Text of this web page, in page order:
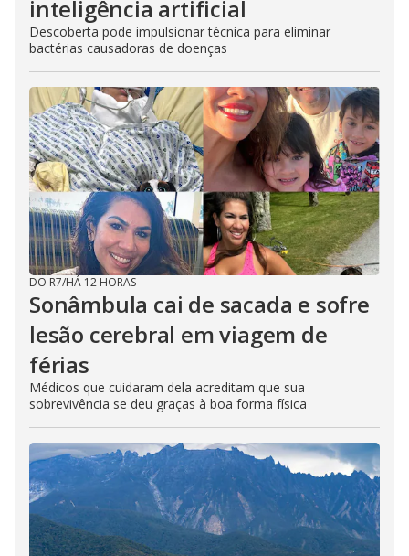
inteligência artificial
Descoberta pode impulsionar técnica para eliminar
bactérias causadoras de doenças
DO R7/HÁ 12 HORAS
Sonâmbula cai de sacada e sofre
lesão cerebral em viagem de
férias
Médicos que cuidaram dela acreditam que sua
sobrevivência se deu graças à boa forma física